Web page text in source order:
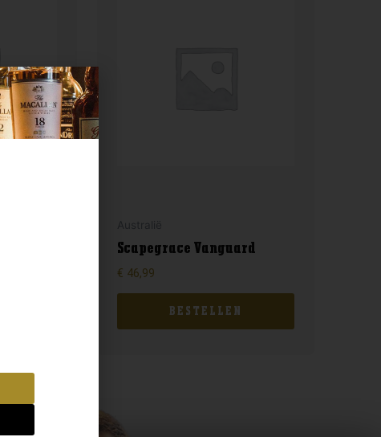
Scapegrace Vanguard
€ 46,99
BESTELLEN